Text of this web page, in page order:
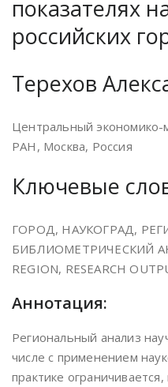
показателях
российских
Терехов
Центральный экономико-
РАН, Москва, Россия
Ключевые
ГОРОД, НАУКОГРАД,
БИБЛИОМЕТРИЧЕСКИЙ
REGION, RESEARCH
Аннотация:
Региональный анализ
числе с применением
практике